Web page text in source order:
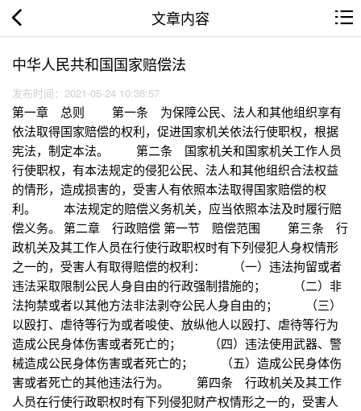
文章内容
中华人民共和国国家赔偿法
发布时间：2021-05-24 10:36:57
第一章 总则 第一条 为保障公民、法人和其他组织享有
依法取得国家赔偿的权利，促进国家机关依法行使职权，根据
宪法，制定本法。 第二条 国家机关和国家机关工作人员
行使职权，有本法规定的侵犯公民、法人和其他组织合法权益
的情形，造成损害的，受害人有依照本法取得国家赔偿的权
利。 本法规定的赔偿义务机关，应当依照本法及时履行赔
偿义务。 第二章 行政赔偿 第一节 赔偿范围 第三条 行
政机关及其工作人员在行使行政职权时有下列侵犯人身权情形
之一的，受害人有取得赔偿的权利： （一）违法拘留或者
违法采取限制公民人身自由的行政强制措施的； （二）非
法拘禁或者以其他方法非法剥夺公民人身自由的； （三）
以殴打、虐待等行为或者唆使、放纵他人以殴打、虐待等行为
造成公民身体伤害或者死亡的； （四）违法使用武器、警
械造成公民身体伤害或者死亡的； （五）造成公民身体伤
害或者死亡的其他违法行为。 第四条 行政机关及其工作
人员在行使行政职权时有下列侵犯财产权情形之一的，受害人